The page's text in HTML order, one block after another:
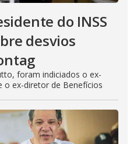
do INSS
desvios
foram indiciados o ex-
o ex-diretor de Benefícios